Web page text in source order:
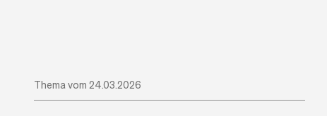
Thema vom 24.03.2026